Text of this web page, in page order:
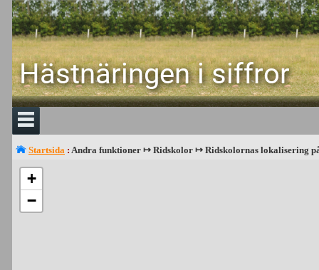
Hästnäringen i siffror
Startsida : Andra funktioner ↦ Ridskolor ↦ Ridskolornas lokalisering
+
−